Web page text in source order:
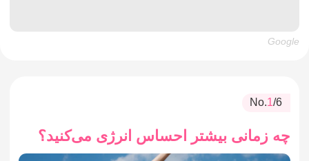
Google
No.1/6
چه زمانی بیشتر احساس انرژی می‌کنید؟